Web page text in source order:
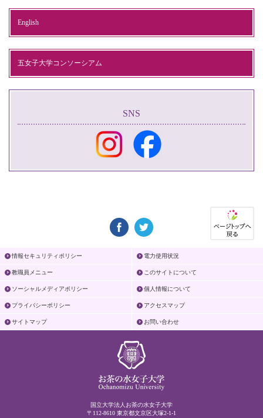
English
五女子大学コンソーシアム
SNS
情報セキュリティポリシー 電力使用状況
教職員メニュー このサイトについて
ソーシャルメディアポリシー 個人情報について
プライバシーポリシー アクセスマップ
サイトマップ お問い合わせ
国立大学法人お茶の水女子大学
〒112-8610 東京都文京区大塚2-1-1